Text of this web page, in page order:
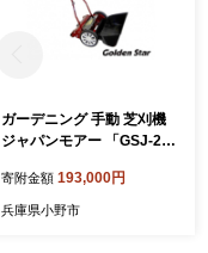
ガーデニング 手動 芝刈機
ジャパンモアー 「GSJ-250
芝刈り機 芝刈り 家庭用 静
音 軽量 庭 園芸 園芸用品 ガ
寄附金額 193,000円
兵庫県小野市